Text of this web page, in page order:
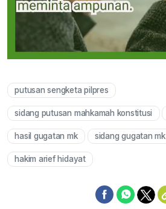
putusan sengketa pilpres
sidang putusan mahkamah konstitusi
hasil gugatan mk sidang gugatan mk
hakim arief hidayat